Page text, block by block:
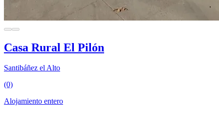
Casa Rural El Pilón
Santibáñez el Alto
(0)
Alojamiento entero